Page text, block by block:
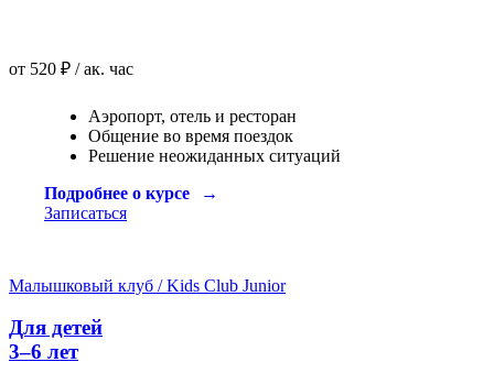
от 520 ₽ / ак. час
Аэропорт, отель и ресторан
Общение во время поездок
Решение неожиданных ситуаций
Подробнее о курсе
Записаться
Малышковый клуб / Kids Club Junior
Для детей
3–6 лет